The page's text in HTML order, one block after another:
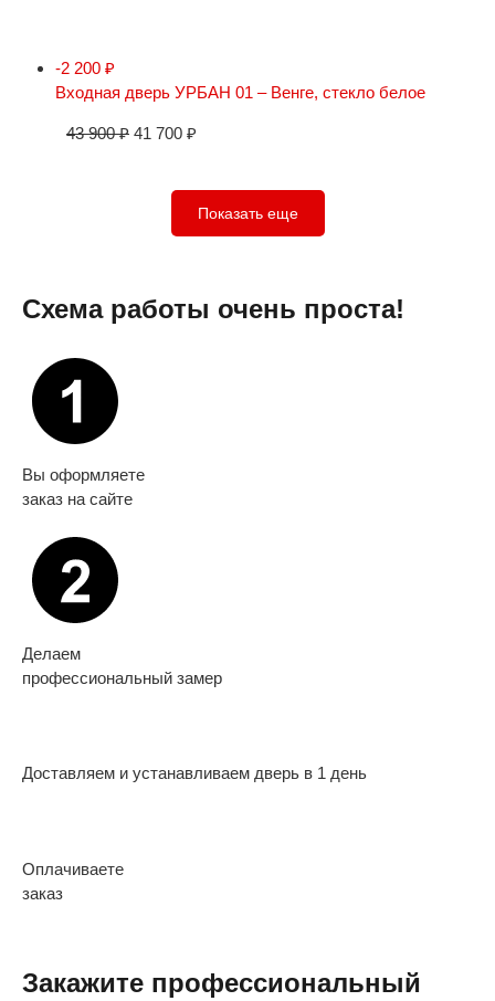
-2 200 ₽
Входная дверь УРБАН 01 – Венге, стекло белое
43 900₽ 41 700 ₽
Показать еще
Схема работы очень проста!
Вы оформляете
заказ на сайте
Делаем
профессиональный замер
Доставляем и устанавливаем дверь в 1 день
Оплачиваете
заказ
Закажите профессиональный